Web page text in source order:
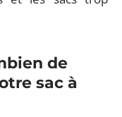
de
sac à